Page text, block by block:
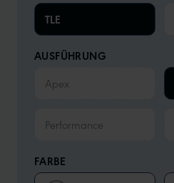
TLE
AUSFÜHRUNG
Apex
Performance
FARBE